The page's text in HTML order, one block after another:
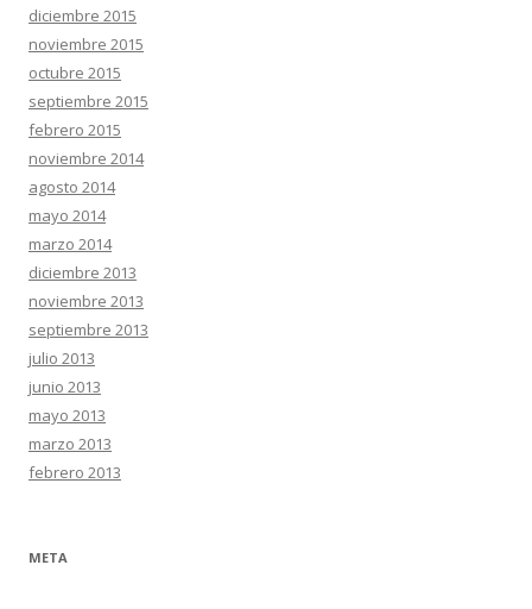
diciembre 2015
noviembre 2015
octubre 2015
septiembre 2015
febrero 2015
noviembre 2014
agosto 2014
mayo 2014
marzo 2014
diciembre 2013
noviembre 2013
septiembre 2013
julio 2013
junio 2013
mayo 2013
marzo 2013
febrero 2013
META